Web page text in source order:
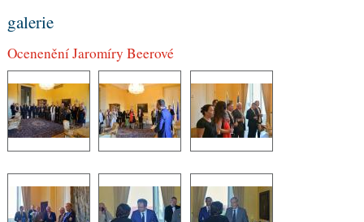
galerie
Ocenenění Jaromíry Beerové